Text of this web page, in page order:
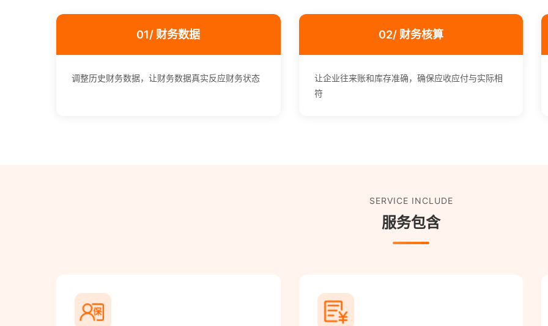
01/ 财务数据
调整历史财务数据，让财务数据真实反应财务状态
02/ 财务核算
让企业往来账和库存准确，确保应收应付与实际相
符
SERVICE INCLUDE
服务包含